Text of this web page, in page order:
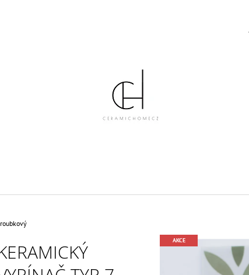
AKCE
HLEDAT
VYPÍNAČ TYP 6 KOMPLETNÍ
BEZŠROUBKOVÝ
KERAMICKÝ
KLAPKA